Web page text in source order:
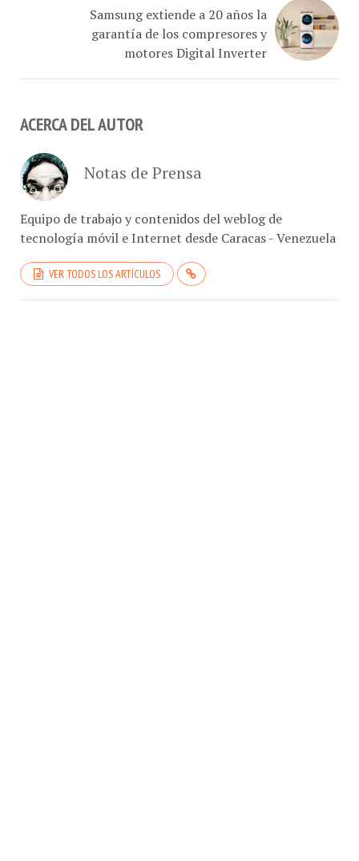
garantía de los compresores y
motores Digital Inverter
Equipo de trabajo y contenidos del weblog de
tecnología móvil e Internet desde Caracas - Venezuela